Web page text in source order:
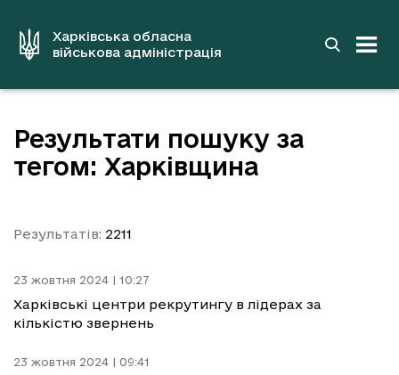
вмістуХарківська обласна
військова адміністрація
Результати пошуку за
тегом: Харківщина
Результатів: 2211
23 жовтня 2024 | 10:27
Харківські центри рекрутингу в лідерах за
кількістю звернень
23 жовтня 2024 | 09:41